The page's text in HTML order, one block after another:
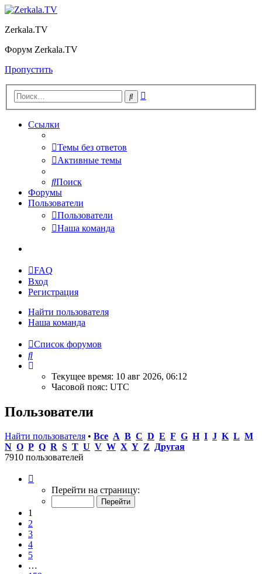
Zerkala.TV
Форум Zerkala.TV
Пропустить
Поиск
Ссылки
Темы без ответов
Активные темы
Поиск
Форумы
Пользователи
Пользователи
Наша команда
FAQ
Вход
Регистрация
Найти пользователя
Наша команда
Список форумов
Поиск
Текущее время: 10 авг 2026, 06:12
Часовой пояс: UTC
Пользователи
Найти пользователя • Все A B C D E F G H I J K L M
N O P Q R S T U V W X Y Z Другая
7910 пользователей
Перейти на страницу:
1
2
3
4
5
…